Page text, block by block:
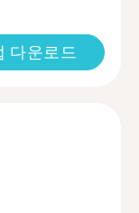
다운로드